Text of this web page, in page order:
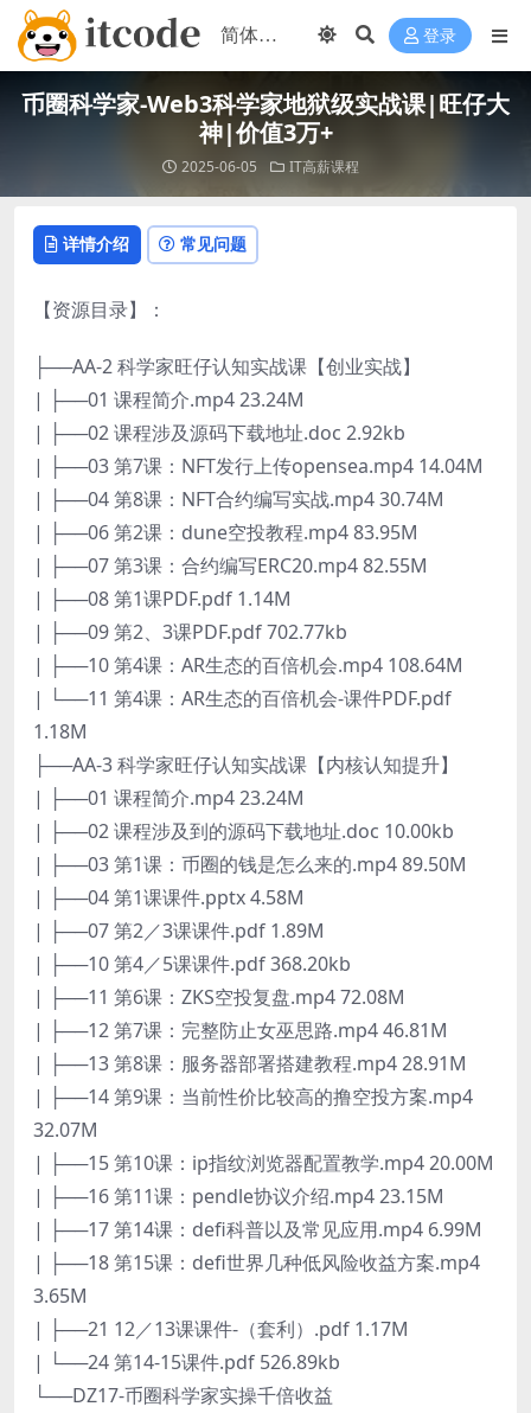
登录
币圈科学家-Web3科学家地狱级实战课|旺仔大
神|价值3万+
2025-06-05 IT高薪课程
详情介绍 常见问题
【资源目录】：
├──AA-2 科学家旺仔认知实战课【创业实战】
| ├──01 课程简介.mp4 23.24M
| ├──02 课程涉及源码下载地址.doc 2.92kb
| ├──03 第7课：NFT发行上传opensea.mp4 14.04M
| ├──04 第8课：NFT合约编写实战.mp4 30.74M
| ├──06 第2课：dune空投教程.mp4 83.95M
| ├──07 第3课：合约编写ERC20.mp4 82.55M
| ├──08 第1课PDF.pdf 1.14M
| ├──09 第2、3课PDF.pdf 702.77kb
| ├──10 第4课：AR生态的百倍机会.mp4 108.64M
| └──11 第4课：AR生态的百倍机会-课件PDF.pdf
1.18M
├──AA-3 科学家旺仔认知实战课【内核认知提升】
| ├──01 课程简介.mp4 23.24M
| ├──02 课程涉及到的源码下载地址.doc 10.00kb
| ├──03 第1课：币圈的钱是怎么来的.mp4 89.50M
| ├──04 第1课课件.pptx 4.58M
| ├──07 第2／3课课件.pdf 1.89M
| ├──10 第4／5课课件.pdf 368.20kb
| ├──11 第6课：ZKS空投复盘.mp4 72.08M
| ├──12 第7课：完整防止女巫思路.mp4 46.81M
| ├──13 第8课：服务器部署搭建教程.mp4 28.91M
| ├──14 第9课：当前性价比较高的撸空投方案.mp4
32.07M
| ├──15 第10课：ip指纹浏览器配置教学.mp4 20.00M
| ├──16 第11课：pendle协议介绍.mp4 23.15M
| ├──17 第14课：defi科普以及常见应用.mp4 6.99M
| ├──18 第15课：defi世界几种低风险收益方案.mp4
3.65M
| ├──21 12／13课课件-（套利）.pdf 1.17M
| └──24 第14-15课件.pdf 526.89kb
└──DZ17-币圈科学家实操千倍收益